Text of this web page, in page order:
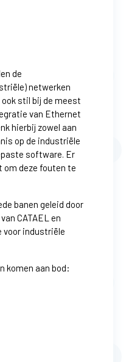
de
netwerken
stil bij de meest
van Ethernet
hierbij zowel aan
op de industriële
software. Er
om deze fouten te
banen geleid door
CATAEL en
voor industriële
komen aan bod: